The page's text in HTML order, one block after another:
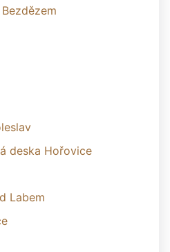
deska Hořovice
Labem